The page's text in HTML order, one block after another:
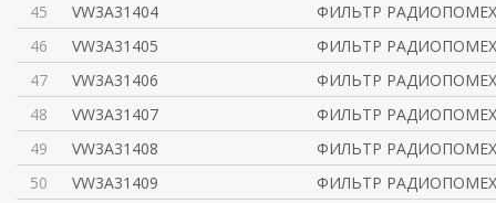
45
VW3A31404
ФИЛЬТР РАДИОПОМЕХ
46
VW3A31405
ФИЛЬТР РАДИОПОМЕХ
47
VW3A31406
ФИЛЬТР РАДИОПОМЕХ
48
VW3A31407
ФИЛЬТР РАДИОПОМЕХ
49
VW3A31408
ФИЛЬТР РАДИОПОМЕХ
50
VW3A31409 ФИЛЬТР РАДИОПОМЕХ